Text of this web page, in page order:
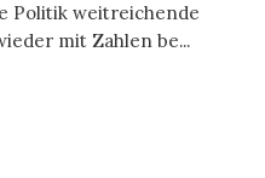
Politik weitreichende
mit Zahlen be...